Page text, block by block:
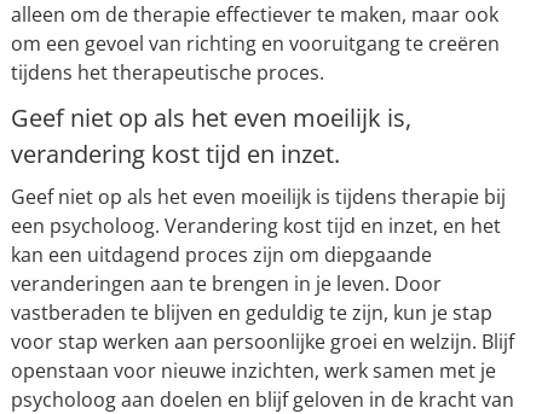
alleen om de therapie effectiever te maken, maar ook
om een gevoel van richting en vooruitgang te creëren
tijdens het therapeutische proces.
Geef niet op als het even moeilijk is,
verandering kost tijd en inzet.
Geef niet op als het even moeilijk is tijdens therapie bij
een psycholoog. Verandering kost tijd en inzet, en het
kan een uitdagend proces zijn om diepgaande
veranderingen aan te brengen in je leven. Door
vastberaden te blijven en geduldig te zijn, kun je stap
voor stap werken aan persoonlijke groei en welzijn. Blijf
openstaan voor nieuwe inzichten, werk samen met je
psycholoog aan doelen en blijf geloven in de kracht van